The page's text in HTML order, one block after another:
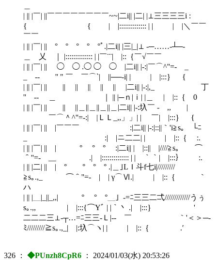
| || |￣| ||￣￣￣￣￣￣￣￣~~|二i|| |二| |⊥三三三三i :
{ { | |:::::::::::::: | | | |＼￣￣
￣￣
| || |￣| || ° ° ° ° °ﾟ.|二i|| |三|_|⊥ -─……‐┴─-
＿ 乂 ｜ |:::::::::::::: | |￣¨¨| |::｛￣√￣￣
| || |￣| || ◯ ◯ .◯ ◯ ◯ |二i|| |‐:|￣⌒^''=- _
_ -‐ '' " ￣ ￣⌒`| ||──-i| | | |:::｝ {
| || |￣| || || || || || || |二i|| |‐:|,_ 丁
'' ‐- ＿ ｜ || |─ｎ|ｉ| |＿ | |::｛ 0
| || |￣| || || ||＿||＿||＿||＿|二i|| |‐:圦￣ ‐ ,, |
￣⌒＾^''=-:| |ＬＬ_,,」」| | ￣| |:::｝ {
| || |￣| || |￣￣￣ :|二i|| |-:|::||｀'i≧s｡￣└ﾆ
_ :| |ニ二二| | | |::｛ :.
| || |￣| || | ° ° ° :|二i|| | |::|| |////≧s｡ ⌒
＾''=- __ .| |:::::::::::::: | |￣｀｀| |:::｝ :.
| || |二| || | ° ° ° ° .|＿｣LＩ斗f七i|/////////
≧s｡.,_ ⌒＾''=- | | γ⌒Ⅵ.| | |::｛ ｀
ハ
| || |＿|_||_,,| ° ° °＿」-=ﾆ三三二弌/////////////うぅ
s｡.,, | |:::{⌒Yﾞ | |｀丶 .| |:::｝ ゝ'
二二二三⊥-┬…=ﾆ三三-Ｌ|-‐ ￣ ｀'＜＞─-
ﾐ/////////≧s｡.,_| |:圦⌒ヽ| | | |::｛ .′
326 ： ◆PUnzh8CpR6 ： 2024/01/03(水) 20:53:26